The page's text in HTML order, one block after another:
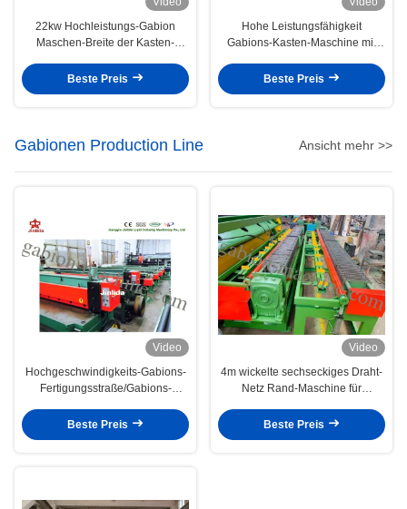
22kw Hochleistungs-Gabion
Maschen-Breite der Kasten-
Maschinen-4300mm
Beste Preis
Hohe Leistungsfähigkeit
Gabions-Kasten-Maschine mit
Beste Preis
Gabionen Production Line Ansicht mehr >>
Video
Hochgeschwindigkeits-Gabions-
Fertigungsstraße/Gabions-
7.5kw 6t
Beste Preis
Video
4m wickelte sechseckiges Draht-
Netz Rand-Maschine für
wickelt
Beste Preis